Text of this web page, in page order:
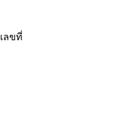
เลขที่